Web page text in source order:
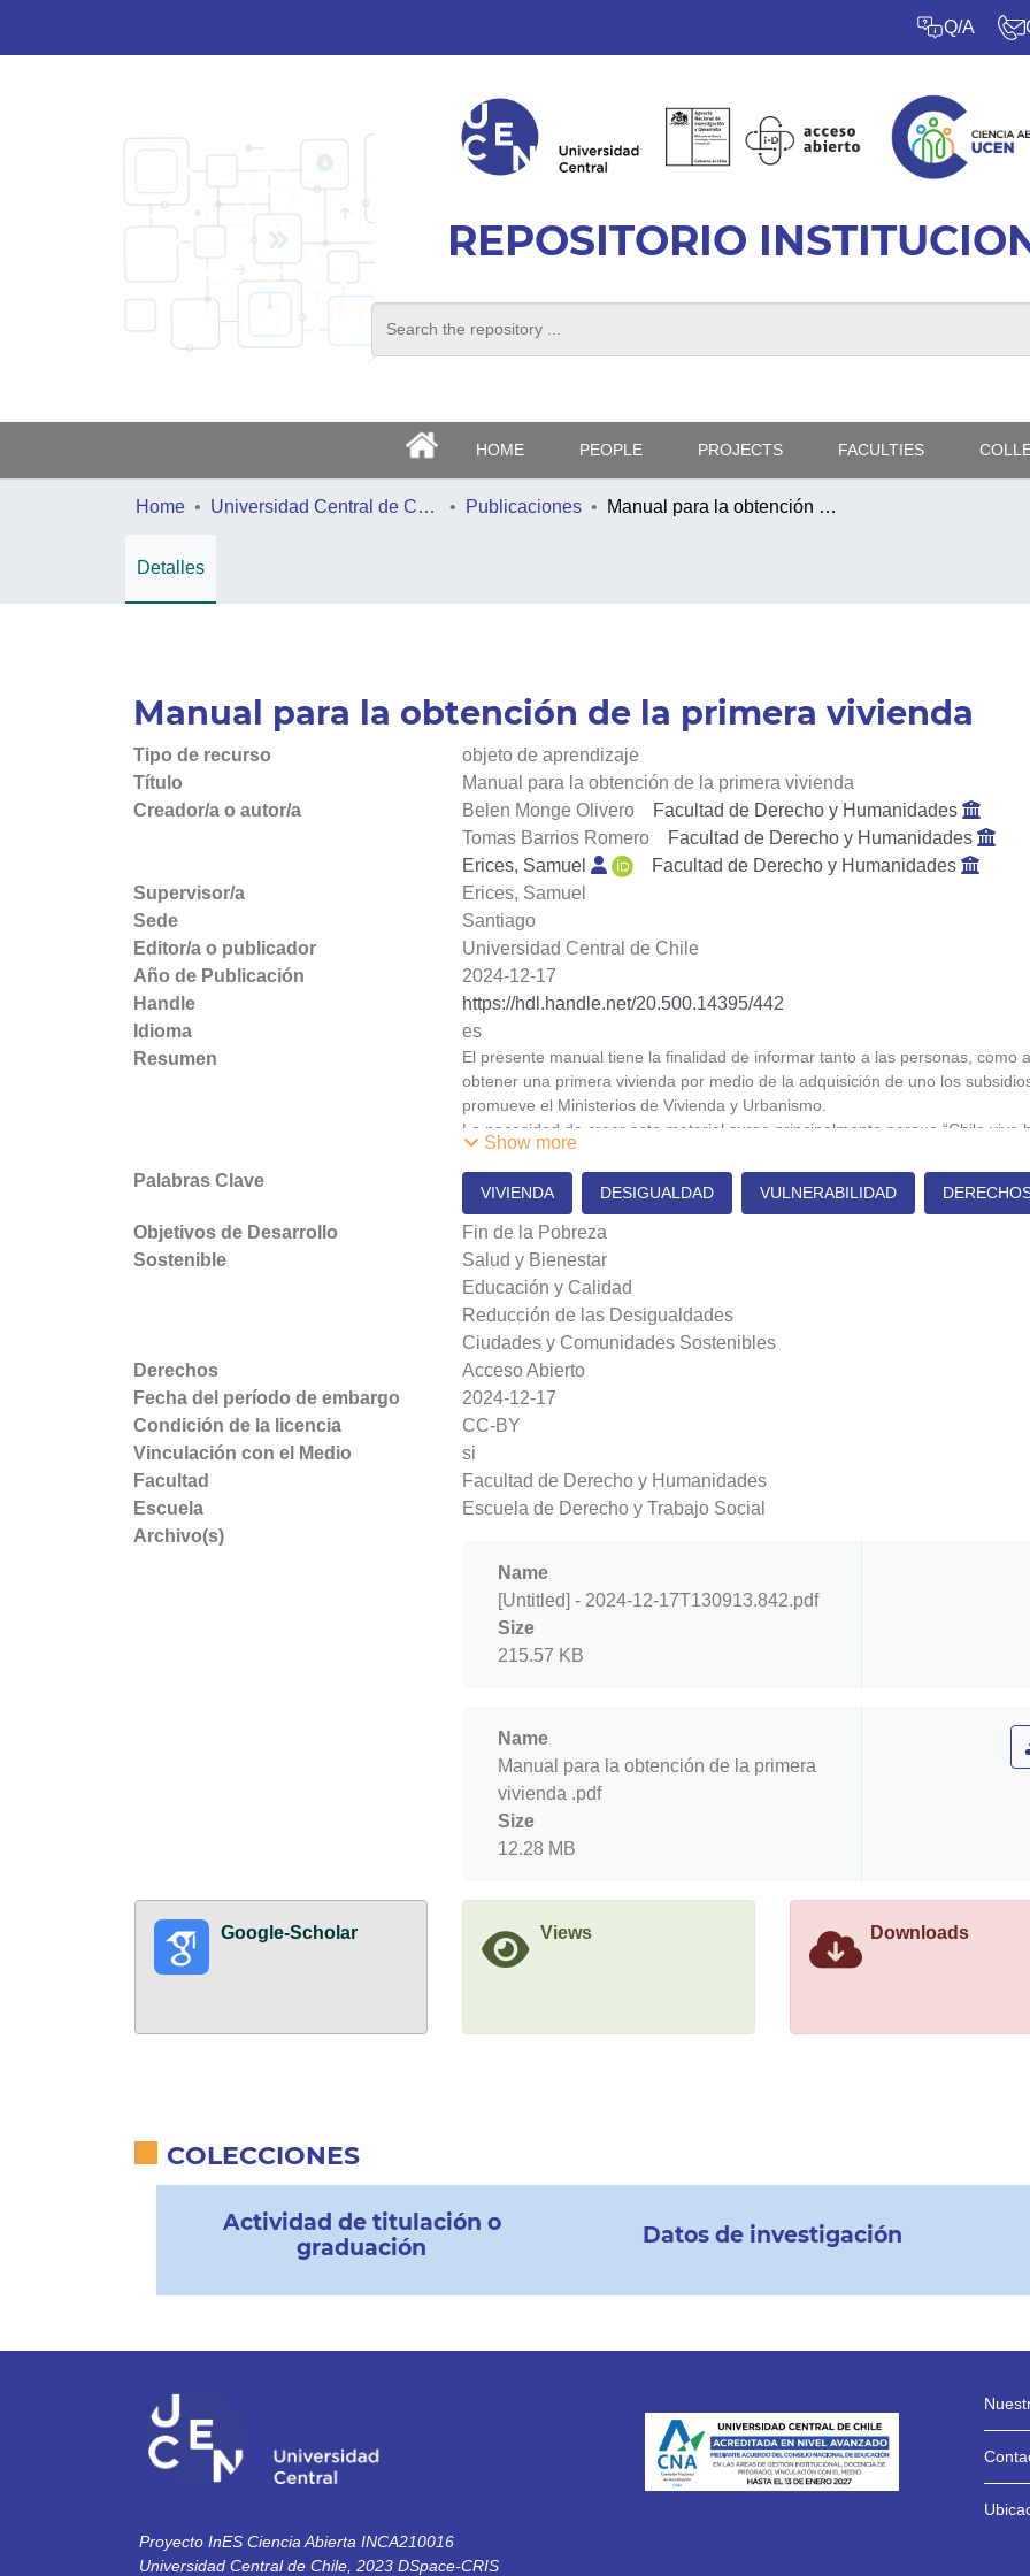
Q/A
REPOSITORIO
HOME PEOPLE PROJECTS FACULTIES
Home Universidad Central de Chile Publicaciones Manual para la obtención de la primera vivienda
Detalles
Manual para la obtención de la primera vivienda
Tipo de recurso
objeto de aprendizaje
Título
Manual para la obtención de la primera vivienda
Creador/a o autor/a
Belen Monge Olivero
Facultad de Derecho y Humanidades
Tomas Barrios Romero
Facultad de Derecho y Humanidades
Erices, Samuel
Facultad de Derecho y Humanidades
Supervisor/a
Erices, Samuel
Sede
Santiago
Editor/a o publicador
Universidad Central de Chile
Año de Publicación
2024-12-17
Handle
https://hdl.handle.net/20.500.14395/442
Idioma
es
Resumen
El presente manual tiene la finalidad de informar tanto a las personas, como
obtener una primera vivienda por medio de la adquisición de uno los
promueve el Ministerios de Vivienda y Urbanismo.
La necesidad de crear este material surge principalmente porque “Chile vive
familias necesitan urgentemente una vivienda, contamos con más de 71 mil
hacinamiento y las malas condiciones de muchas viviendas se suman a los
servicios y equipamientos esenciales para una buena calidad de vida”
Una de las causas es la desinformación que tiene la ciudadanía con
encuentra en los canales digitales de el mismo Ministerio de Vivienda y
la información para que sea más clara e incentive a la participación a futuras
herramienta “Recorriendo la postulación”
Show more
Palabras Clave
VIVIENDA DESIGUALDAD VULNERABILIDAD
Objetivos de Desarrollo
Sostenible
Fin de la Pobreza
Salud y Bienestar
Educación y Calidad
Reducción de las Desigualdades
Ciudades y Comunidades Sostenibles
Derechos
Acceso Abierto
Fecha del período de embargo
2024-12-17
Condición de la licencia
CC-BY
Vinculación con el Medio
si
Facultad
Facultad de Derecho y Humanidades
Escuela
Escuela de Derecho y Trabajo Social
Archivo(s)
Name
[Untitled] - 2024-12-17T130913.842.pdf
Size
215.57 KB
Name
Manual para la obtención de la primera
vivienda .pdf
Size
12.28 MB
Google-Scholar Views Downloads
COLECCIONES
Actividad de titulación o
graduación
Datos de investigación
Proyecto InES Ciencia Abierta INCA210016
Universidad Central de Chile, 2023 DSpace-CRIS